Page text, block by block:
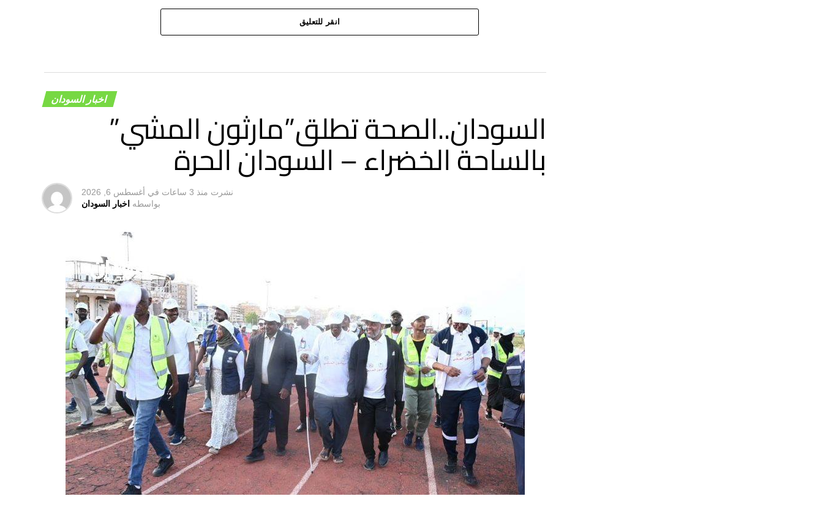
انقر للتعليق
اخبار السودان
السودان..الصحة تطلق”مارثون المشي”
بالساحة الخضراء – السودان الحرة
نشرت منذ 3 ساعات في أغسطس 6, 2026
بواسطه اخبار السودان